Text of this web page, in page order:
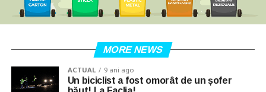
MORE NEWS
ACTUAL 9 ani ago
Un biciclist a fost omorât de un șofer